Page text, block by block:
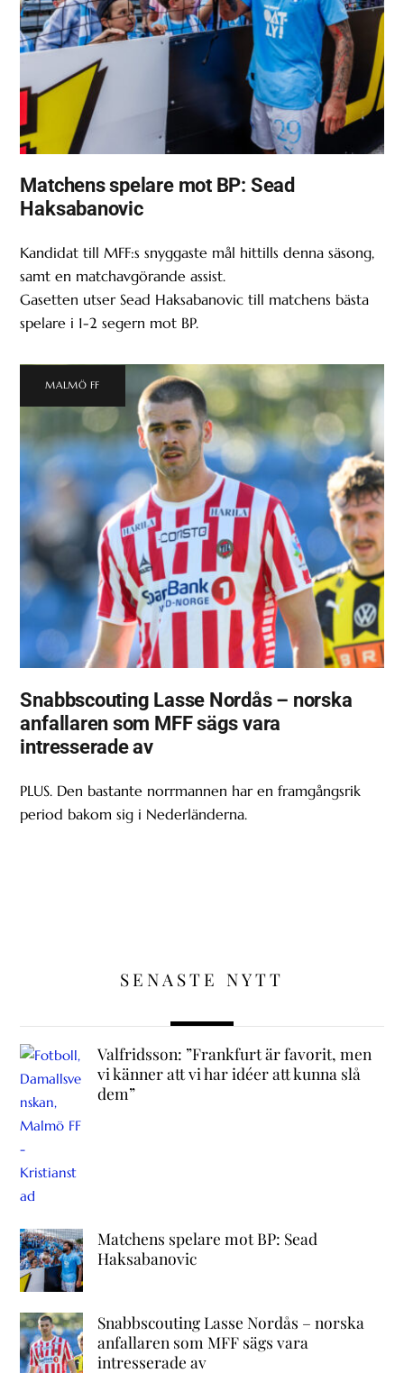
Matchens spelare mot BP: Sead
Haksabanovic
Kandidat till MFF:s snyggaste mål hittills denna säsong,
samt en matchavgörande assist.
Gasetten utser Sead Haksabanovic till matchens bästa
spelare i 1-2 segern mot BP.
MALMÖ FF
Snabbscouting Lasse Nordås – norska
anfallaren som MFF sägs vara
intresserade av
PLUS. Den bastante norrmannen har en framgångsrik
period bakom sig i Nederländerna.
SENASTE NYTT
Valfridsson: ”Frankfurt är favorit, men
vi känner att vi har idéer att kunna slå
dem”
Matchens spelare mot BP: Sead
Haksabanovic
Snabbscouting Lasse Nordås – norska
anfallaren som MFF sägs vara
intresserade av